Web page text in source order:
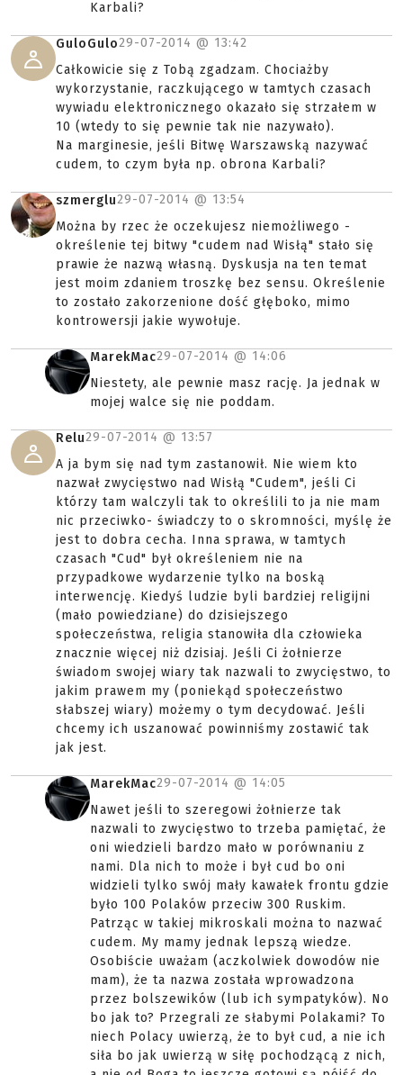
Karbali?
GuloGulo29-07-2014 @ 13:42
Całkowicie się z Tobą zgadzam. Chociażby
wykorzystanie, raczkującego w tamtych czasach
wywiadu elektronicznego okazało się strzałem w
10 (wtedy to się pewnie tak nie nazywało).
Na marginesie, jeśli Bitwę Warszawską nazywać
cudem, to czym była np. obrona Karbali?
szmerglu29-07-2014 @ 13:54
Można by rzec że oczekujesz niemożliwego -
określenie tej bitwy "cudem nad Wisłą" stało się
prawie że nazwą własną. Dyskusja na ten temat
jest moim zdaniem troszkę bez sensu. Określenie
to zostało zakorzenione dość głęboko, mimo
kontrowersji jakie wywołuje.
MarekMac29-07-2014 @ 14:06
Niestety, ale pewnie masz rację. Ja jednak w
mojej walce się nie poddam.
Relu29-07-2014 @ 13:57
A ja bym się nad tym zastanowił. Nie wiem kto
nazwał zwycięstwo nad Wisłą "Cudem", jeśli Ci
którzy tam walczyli tak to określili to ja nie mam
nic przeciwko- świadczy to o skromności, myślę że
jest to dobra cecha. Inna sprawa, w tamtych
czasach "Cud" był określeniem nie na
przypadkowe wydarzenie tylko na boską
interwencję. Kiedyś ludzie byli bardziej religijni
(mało powiedziane) do dzisiejszego
społeczeństwa, religia stanowiła dla człowieka
znacznie więcej niż dzisiaj. Jeśli Ci żołnierze
świadom swojej wiary tak nazwali to zwycięstwo, to
jakim prawem my (poniekąd społeczeństwo
słabszej wiary) możemy o tym decydować. Jeśli
chcemy ich uszanować powinniśmy zostawić tak
jak jest.
MarekMac29-07-2014 @ 14:05
Nawet jeśli to szeregowi żołnierze tak
nazwali to zwycięstwo to trzeba pamiętać, że
oni wiedzieli bardzo mało w porównaniu z
nami. Dla nich to może i był cud bo oni
widzieli tylko swój mały kawałek frontu gdzie
było 100 Polaków przeciw 300 Ruskim.
Patrząc w takiej mikroskali można to nazwać
cudem. My mamy jednak lepszą wiedze.
Osobiście uważam (aczkolwiek dowodów nie
mam), że ta nazwa została wprowadzona
przez bolszewików (lub ich sympatyków). No
bo jak to? Przegrali ze słabymi Polakami? To
niech Polacy uwierzą, że to był cud, a nie ich
siła bo jak uwierzą w siłę pochodzącą z nich,